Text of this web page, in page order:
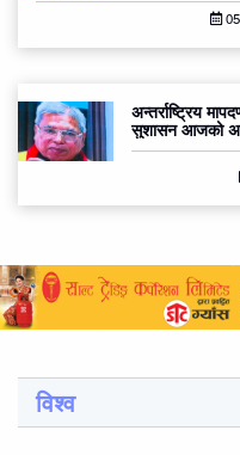
अन्तर्राष्ट्रिय
सुशासन आजको
विश्व